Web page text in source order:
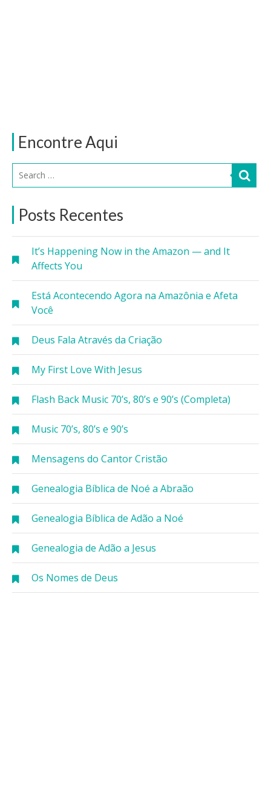
Encontre Aqui
Posts Recentes
It’s Happening Now in the Amazon — and It
Affects You
Está Acontecendo Agora na Amazônia e Afeta
Você
Deus Fala Através da Criação
My First Love With Jesus
Flash Back Music 70’s, 80’s e 90’s (Completa)
Music 70’s, 80’s e 90’s
Mensagens do Cantor Cristão
Genealogia Bíblica de Noé a Abraão
Genealogia Bíblica de Adão a Noé
Genealogia de Adão a Jesus
Os Nomes de Deus